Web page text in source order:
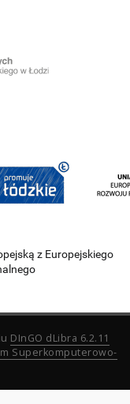
z Europejskiego
DInGO dLibra 6.2.11
Superkomputerowo-